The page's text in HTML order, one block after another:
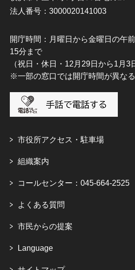
法人番号：3000020141003
開庁時間：月曜日から金曜日の午
15分まで
（祝日・休日・12月29日から1月3
※一部の窓口では開庁時間が異な
市役所アクセス・駐車場
組織案内
コールセンター：045-664-2525
よくある質問
市民からの提案
Language